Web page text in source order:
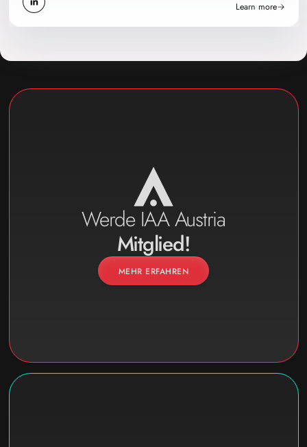
Learn more
Werde IAA Austria
Mitglied!
MEHR ERFAHREN